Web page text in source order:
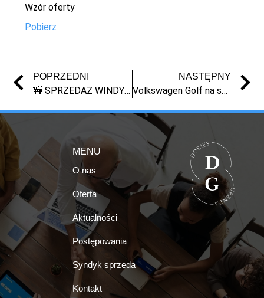
Wzór oferty
Pobierz
POPRZEDNI
🚧 SPRZEDAŻ WINDY DEKARSKIEJ Z MASY UPADŁOŚCI
NASTĘPNY
Volkswagen Golf na sprzedaż – syndyk | licytacja Toruń | masa upadłości
MENU
O nas
Oferta
Aktualności
Postępowania
Syndyk sprzeda
Kontakt